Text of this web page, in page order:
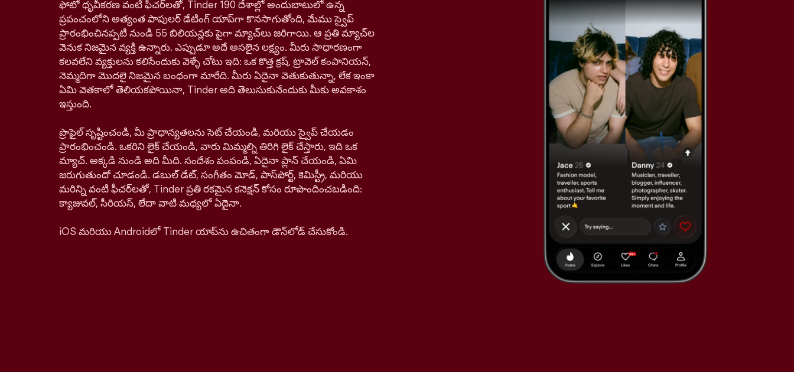
ఫోటో ధృవీకరణ వంటి ఫీచర్‌లతో, Tinder 190 దేశాల్లో అందుబాటులో ఉన్న
ప్రపంచంలోని అత్యంత పాపులర్ డేటింగ్ యాప్‌గా కొనసాగుతోంది, మేము స్వైప్
ప్రారంభించినప్పటి నుండి 55 బిలియన్లకు పైగా మ్యాచ్‌లు జరిగాయి. ఆ ప్రతి మ్యాచ్‌ల
వెనుక నిజమైన వ్యక్తి ఉన్నారు. ఎప్పుడూ అదే అసలైన లక్ష్యం. మీరు సాధారణంగా
కలవలేని వ్యక్తులను కలిసేందుకు వెళ్ళే చోటు ఇది: ఒక కొత్త క్రష్, ట్రావెల్ కంపానియన్,
నెమ్మదిగా మొదలై నిజమైన బంధంగా మారేది. మీరు ఏదైనా వెతుకుతున్నా, లేక ఇంకా
ఏమి వెతకాలో తెలియకపోయినా, Tinder అది తెలుసుకునేందుకు మీకు అవకాశం
ఇస్తుంది.
ప్రొఫైల్ సృష్టించండి, మీ ప్రాధాన్యతలను సెట్ చేయండి, మరియు స్వైప్ చేయడం
ప్రారంభించండి. ఒకరిని లైక్ చేయండి, వారు మిమ్మల్ని తిరిగి లైక్ చేస్తారు, ఇది ఒక
మ్యాచ్. అక్కడి నుండి అది మీది. సందేశం పంపండి, ఏదైనా ప్లాన్ చేయండి, ఏమి
జరుగుతుందో చూడండి. డబుల్ డేట్, సంగీతం మోడ్, పాస్‌పోర్ట్, కెమిస్ట్రీ, మరియు
మరిన్ని వంటి ఫీచర్‌లతో, Tinder ప్రతి రకమైన కనెక్షన్ కోసం రూపొందించబడింది:
క్యాజువల్, సీరియస్, లేదా వాటి మధ్యలో ఏదైనా.
iOS మరియు Androidలో Tinder యాప్‌ను ఉచితంగా డౌన్‌లోడ్ చేసుకోండి.